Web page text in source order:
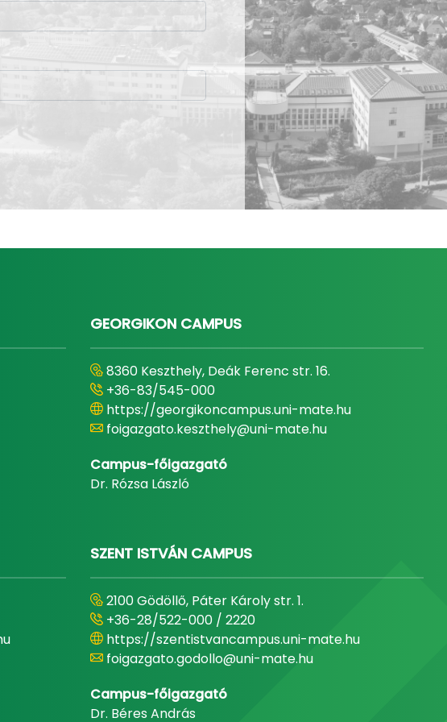
GEORGIKON CAMPUS
8360 Keszthely, Deák Ferenc str. 16.
+36-83/545-000
https://georgikoncampus.uni-mate.hu
foigazgato.keszthely@uni-mate.hu
Campus-főigazgató
Dr. Rózsa László
SZENT ISTVÁN CAMPUS
2100 Gödöllő, Páter Károly str. 1.
+36-28/522-000 / 2220
https://szentistvancampus.uni-mate.hu
foigazgato.godollo@uni-mate.hu
Campus-főigazgató
Dr. Béres András